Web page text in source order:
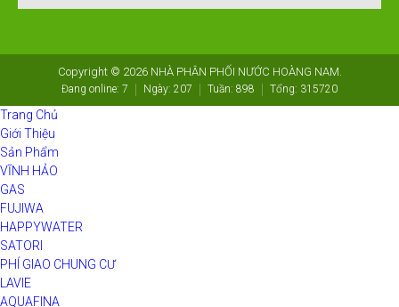
Copyright © 2026 NHÀ PHÂN PHỐI NƯỚC HOÀNG NAM
Đang online: 7 Ngày: 207 Tuần: 898 Tổng: 315720
Trang Chủ
Giới Thiệu
Sản Phẩm
VĨNH HẢO
GAS
FUJIWA
HAPPYWATER
SATORI
PHÍ GIAO CHUNG CƯ
LAVIE
AQUAFINA